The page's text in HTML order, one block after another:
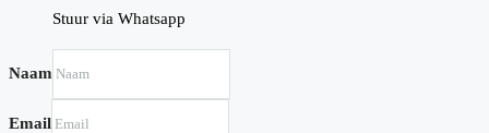
Stuur via Whatsapp
Naam
Email